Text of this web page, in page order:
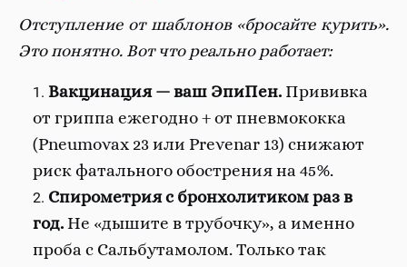
Отступление от шаблонов «бросайте курить».
Это понятно. Вот что реально работает:
Вакцинация — ваш ЭпиПен. Прививка
от гриппа ежегодно + от пневмококка
(Pneumovax 23 или Prevenar 13) снижают
риск фатального обострения на 45%.
Спирометрия с бронхолитиком раз в
год. Не «дышите в трубочку», а именно
проба с Сальбутамолом. Только так